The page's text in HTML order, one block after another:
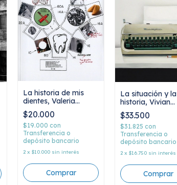
La historia de mis
dientes, Valeria
Luiselli
$20.000
$19.000 con
Transferencia o
depósito bancario
2 x $10.000 sin interés
La situación y la
historia, Vivian
Gornick
$33.500
$31.825 con
Transferencia o
depósito bancario
2 x $16.750 sin interés